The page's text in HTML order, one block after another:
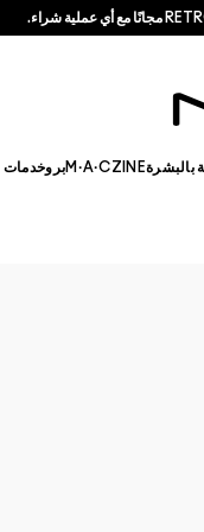
بالبشرةM·A·CZINEبروخدمات